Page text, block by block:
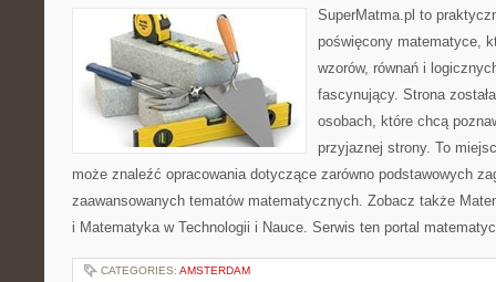
SuperMatma.pl to
poświęcony matematyce,
wzorów, równań i
fascynujący. Strona
osobach, które chcą
przyjaznej strony. To
może znaleźć opracowania dotyczące zarówno podstawowych
zaawansowanych tematów matematycznych. Zobacz także
i Matematyka w Technologii i Nauce. Serwis ten portal
CATEGORIES: AMSTERDAM